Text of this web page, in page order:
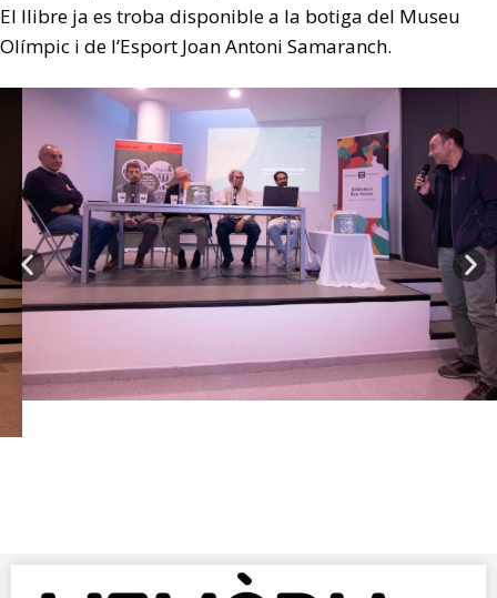
El llibre ja es troba disponible a la botiga del Museu
Olímpic i de l’Esport Joan Antoni Samaranch.